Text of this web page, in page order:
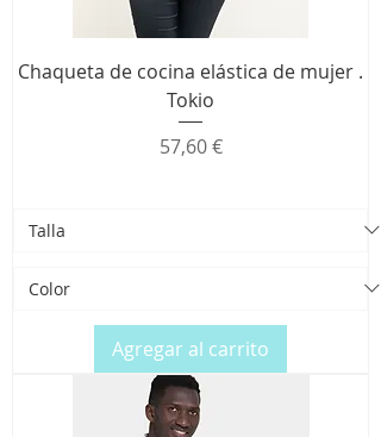
Chaqueta de cocina elástica de mujer .
Tokio
Precio
57,60 €
Agregar al carrito